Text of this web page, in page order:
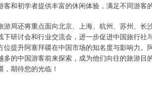
和初学者提供丰富的休闲体验，满足不同游客
局还将重点面向北京、上海、杭州、苏州、长
下研讨会和行业交流会，进一步促进中国旅行社
提升阿塞拜疆在中国市场的知名度与影响力。
的中国游客前来探索，成为他们向往的旅游目
期待您的光临！